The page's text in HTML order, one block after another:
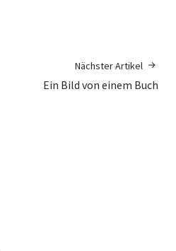
Nächster Artikel
Ein Bild von einem Buch